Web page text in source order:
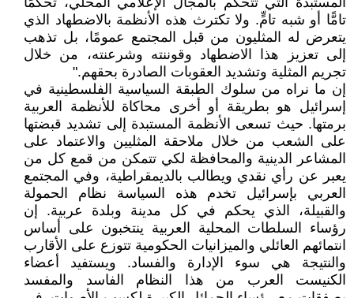
تامًّا أو شبه تامٍّ. ولا تكترث هذه الأنظمة بالاضطهاد الذي
يتعرض له المثليون من قبل المجتمع عمومًا، بل تذهب
إلى تعزيز هذا الاضطهاد وقوننته وشرعنته، من خلال
تجريم المثلية وتشديد العقوبات الصادرة بحقهم."
إن ما نراه من سلوك الطبقة السياسية الفلسطينية في
إسرائيل هو بطريقة أو أخرى محاكاة للأنظمة العربية
برمتها. حيث تسعى الأنظمة المستبدة إلى تشديد قبضتها
على الشعب من خلال ملاحقة المثليين والاعتماد على
المشاعر الدينية والمحافظة لكي تتمكن من قمع كل من
يعبر عن رأي نقدي ويطالب بالديمقراطية، وفي المجتمع
العربي بإسرائيل تخدم هذه السياسة نظام الحمولة
والقبيلة، الذي يحكم في كل مدينة وبلدة عربية. إن
رؤساء السلطات المحلية العربية ينتخبون على أساس
انتمائهم العائلي والميزانيات الحكومية تتوزع على الأقارب
والنتيجة هي سوء الإدارة والفساد. ويستفيد أعضاء
الكنيست العرب من هذا النظام الفاسد والمفسد